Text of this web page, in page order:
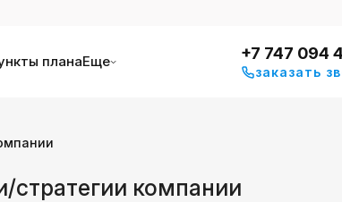
планаЕще +7 747 094
заказать
стратегии компании